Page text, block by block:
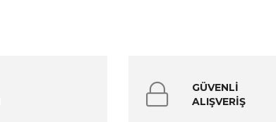
GÜVENLİ
ALIŞVERİŞ